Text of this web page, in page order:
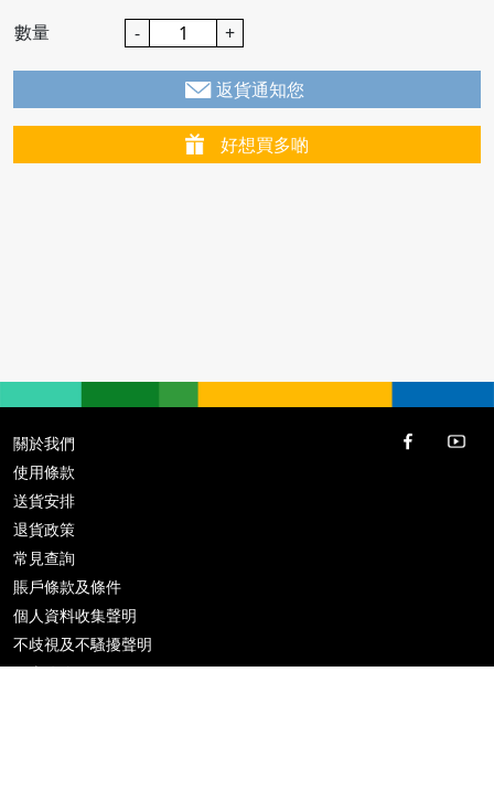
數量
- +
返貨通知您
好想買多啲
關於我們
使用條款
送貨安排
退貨政策
常見查詢
賬戶條款及條件
個人資料收集聲明
不歧視及不騷擾聲明
優惠攻略